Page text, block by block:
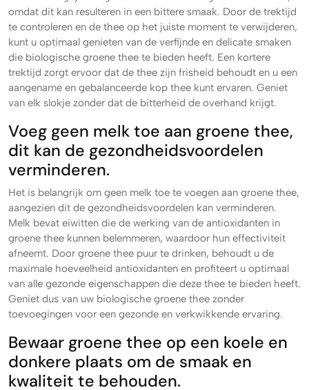
omdat dit kan resulteren in een bittere smaak. Door de trektijd
te controleren en de thee op het juiste moment te verwijderen,
kunt u optimaal genieten van de verfijnde en delicate smaken
die biologische groene thee te bieden heeft. Een kortere
trektijd zorgt ervoor dat de thee zijn frisheid behoudt en u een
aangename en gebalanceerde kop thee kunt ervaren. Geniet
van elk slokje zonder dat de bitterheid de overhand krijgt.
Voeg geen melk toe aan groene thee,
dit kan de gezondheidsvoordelen
verminderen.
Het is belangrijk om geen melk toe te voegen aan groene thee,
aangezien dit de gezondheidsvoordelen kan verminderen.
Melk bevat eiwitten die de werking van de antioxidanten in
groene thee kunnen belemmeren, waardoor hun effectiviteit
afneemt. Door groene thee puur te drinken, behoudt u de
maximale hoeveelheid antioxidanten en profiteert u optimaal
van alle gezonde eigenschappen die deze thee te bieden heeft.
Geniet dus van uw biologische groene thee zonder
toevoegingen voor een gezonde en verkwikkende ervaring.
Bewaar groene thee op een koele en
donkere plaats om de smaak en
kwaliteit te behouden.